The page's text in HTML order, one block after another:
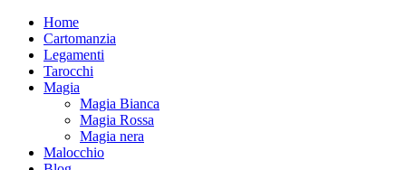
Home
Cartomanzia
Legamenti
Tarocchi
Magia
Magia Bianca
Magia Rossa
Magia nera
Malocchio